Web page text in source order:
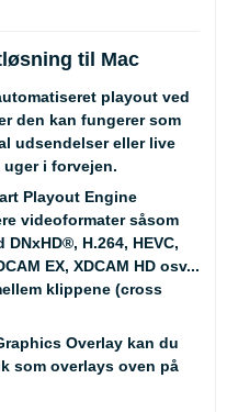
til Mac
playout ved
den kan fungerer som
udsendelser eller live
i forvejen.
Playout Engine
videoformater såsom
H.264, HEVC,
EX, XDCAM HD osv...
klippene (cross
Overlay kan du
som overlays oven på